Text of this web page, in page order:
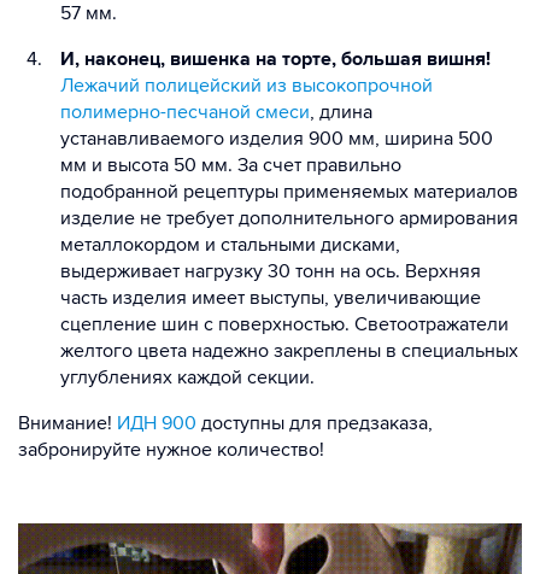
57 мм.
И, наконец, вишенка на торте, большая вишня!
Лежачий полицейский из высокопрочной
полимерно-песчаной смеси, длина
устанавливаемого изделия 900 мм, ширина 500
мм и высота 50 мм. За счет правильно
подобранной рецептуры применяемых материалов
изделие не требует дополнительного армирования
металлокордом и стальными дисками,
выдерживает нагрузку 30 тонн на ось. Верхняя
часть изделия имеет выступы, увеличивающие
сцепление шин с поверхностью. Светоотражатели
желтого цвета надежно закреплены в специальных
углублениях каждой секции.
Внимание! ИДН 900 доступны для предзаказа,
забронируйте нужное количество!